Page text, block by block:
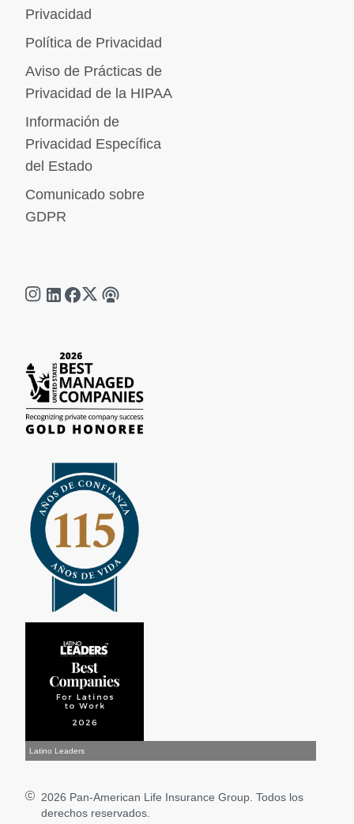
Privacidad
Política de Privacidad
Aviso de Prácticas de
Privacidad de la HIPAA
Información de
Privacidad Específica
del Estado
Comunicado sobre
GDPR
Latino Leaders
2026 Pan-American Life Insurance Group. Todos los
derechos reservados.